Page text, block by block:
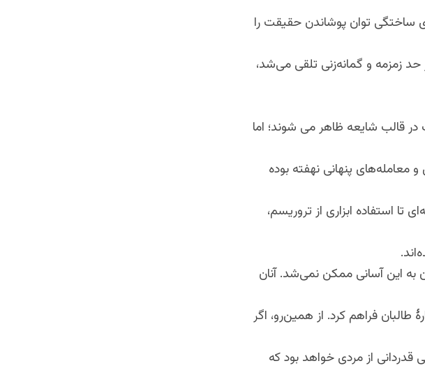
ساختگی توان پوشاندن حقیقت را
حد زمزمه و گمانه‌زنی تلقی می‌شد،
در قالب شایعه ظاهر می شوند؛ اما
پنهانی نهفته بوده
استفاده ابزاری از تروریسم،
به این آسانی ممکن نمی‌شد. آنان
طالبان فراهم کرد. از همین‌رو، اگر
قدردانی از مردی خواهد بود که